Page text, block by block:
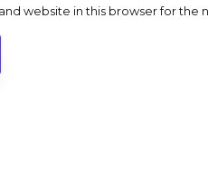
website in this browser for the